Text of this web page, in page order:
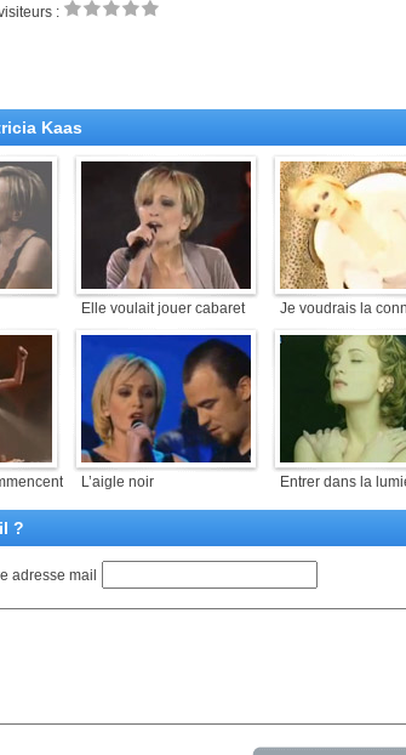
:
Kaas
Elle voulait jouer cabaret Je voudrais la
L’aigle noir Entrer dans la
?
adresse mail